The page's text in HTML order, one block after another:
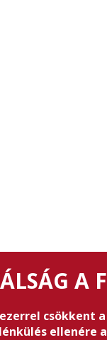
A
csökkent
ellenére